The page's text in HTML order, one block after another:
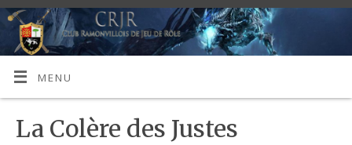
MENU
La Colère des Justes